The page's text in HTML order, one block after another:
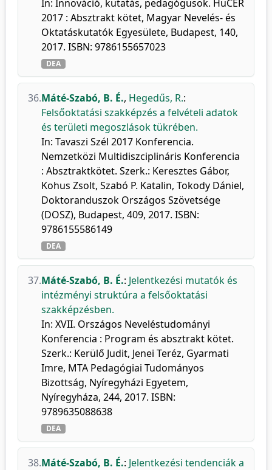
In: Innováció, kutatás, pedagógusok. HuCER
2017 : Absztrakt kötet, Magyar Nevelés- és
Oktatáskutatók Egyesülete, Budapest, 140,
2017. ISBN: 9786155657023
DEA
36.Máté-Szabó, B. É., Hegedűs, R.:
Felsőoktatási szakképzés a felvételi adatok
és területi megoszlások tükrében.
In: Tavaszi Szél 2017 Konferencia.
Nemzetközi Multidiszciplináris Konferencia
: Absztraktkötet. Szerk.: Keresztes Gábor,
Kohus Zsolt, Szabó P. Katalin, Tokody Dániel,
Doktoranduszok Országos Szövetsége
(DOSZ), Budapest, 409, 2017. ISBN:
9786155586149
DEA
37.Máté-Szabó, B. É.: Jelentkezési mutatók és
intézményi struktúra a felsőoktatási
szakképzésben.
In: XVII. Országos Neveléstudományi
Konferencia : Program és absztrakt kötet.
Szerk.: Kerülő Judit, Jenei Teréz, Gyarmati
Imre, MTA Pedagógiai Tudományos
Bizottság, Nyíregyházi Egyetem,
Nyíregyháza, 244, 2017. ISBN:
9789635088638
DEA
38.Máté-Szabó, B. É.: Jelentkezési tendenciák a